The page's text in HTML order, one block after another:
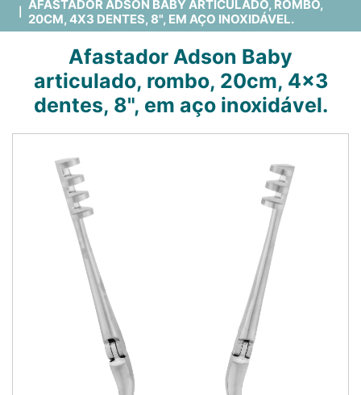
AFASTADOR ADSON BABY ARTICULADO, ROMBO,
20CM, 4X3 DENTES, 8", EM AÇO INOXIDÁVEL.
Afastador Adson Baby
articulado, rombo, 20cm, 4x3
dentes, 8", em aço inoxidável.